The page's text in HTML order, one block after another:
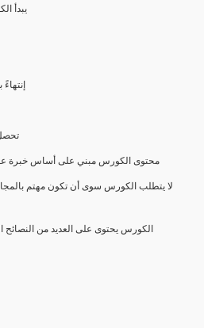
يبدأ
محتوى الكورس مبني على أساس خبرة
لا يتطلب الكورس سوى أن تكون مهتم
الكورس يحتوى على العديد من النصائح